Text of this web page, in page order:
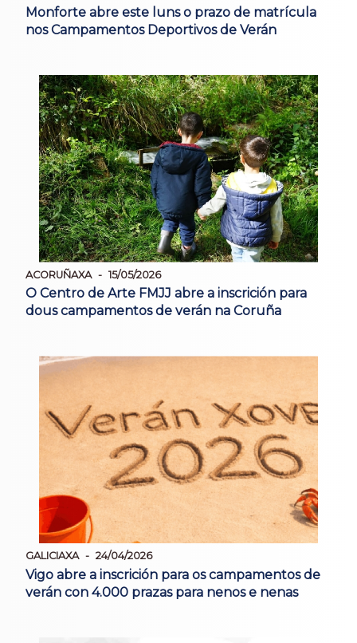
Monforte abre este luns o prazo de matrícula
nos Campamentos Deportivos de Verán
ACORUÑAXA 15/05/2026
O Centro de Arte FMJJ abre a inscrición para
dous campamentos de verán na Coruña
GALICIAXA 24/04/2026
Vigo abre a inscrición para os campamentos de
verán con 4.000 prazas para nenos e nenas